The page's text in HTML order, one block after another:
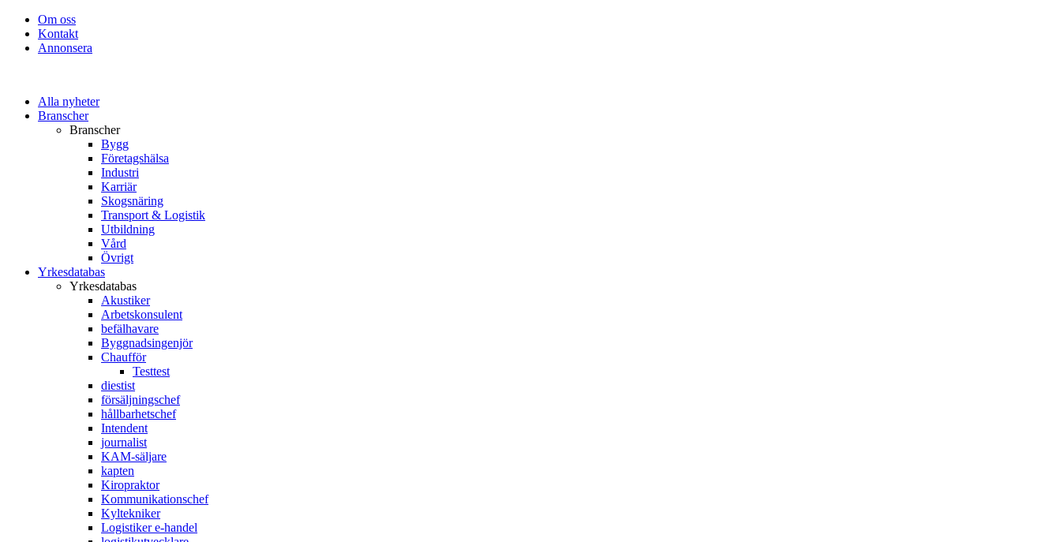
Om oss
Kontakt
Annonsera
Alla nyheter
Branscher
Branscher
Bygg
Företagshälsa
Industri
Karriär
Skogsnäring
Transport & Logistik
Utbildning
Vård
Övrigt
Yrkesdatabas
Yrkesdatabas
Akustiker
Arbetskonsulent
befälhavare
Byggnadsingenjör
Chaufför
Testtest
diestist
försäljningschef
hållbarhetschef
Intendent
journalist
KAM-säljare
kapten
Kiropraktor
Kommunikationschef
Kyltekniker
Logistiker e-handel